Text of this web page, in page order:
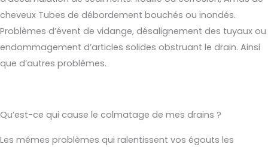
cheveux Tubes de débordement bouchés ou inondés.
Problèmes d’évent de vidange, désalignement des tuyaux ou
endommagement d’articles solides obstruant le drain. Ainsi
que d’autres problèmes.
Qu’est-ce qui cause le colmatage de mes drains ?
Les mêmes problèmes qui ralentissent vos égouts les